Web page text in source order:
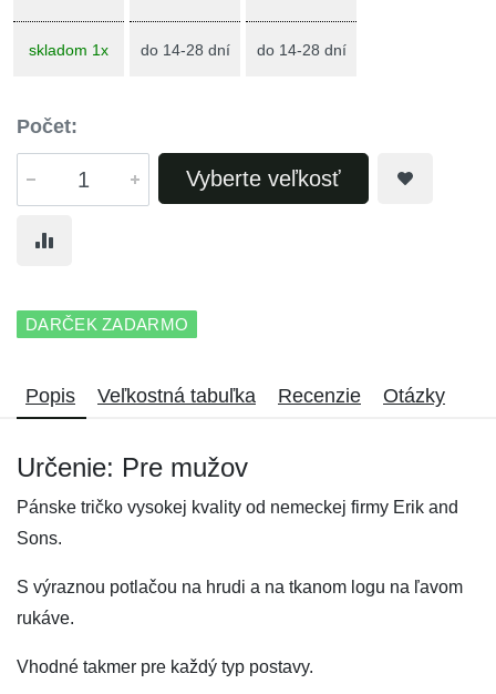
skladom 1x do 14-28 dní do 14-28 dní
Počet:
Vyberte veľkosť
DARČEK ZADARMO
Popis Veľkostná tabuľka Recenzie Otázky
Určenie: Pre mužov
Pánske tričko vysokej kvality od nemeckej firmy Erik and
Sons.
S výraznou potlačou na hrudi a na tkanom logu na ľavom
rukáve.
Vhodné takmer pre každý typ postavy.